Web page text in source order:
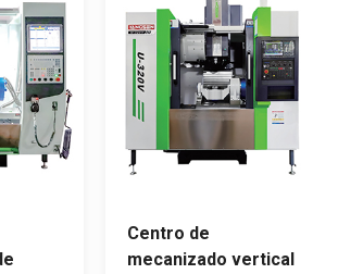
Centro de
mecanizado vertical